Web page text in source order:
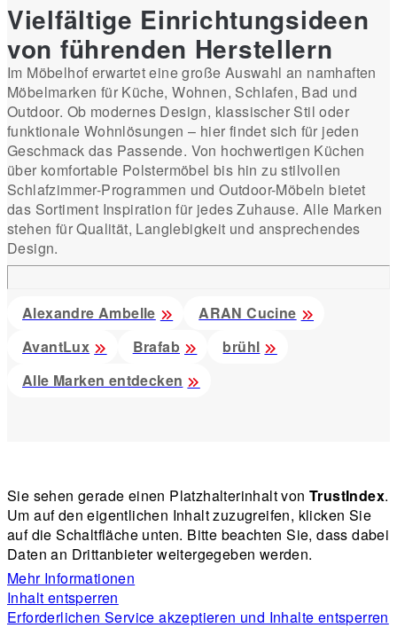
Vielfältige Einrichtungsideen
von führenden Herstellern
Im Möbelhof erwartet eine große Auswahl an namhaften
Möbelmarken für Küche, Wohnen, Schlafen, Bad und
Outdoor. Ob modernes Design, klassischer Stil oder
funktionale Wohnlösungen – hier findet sich für jeden
Geschmack das Passende. Von hochwertigen Küchen
über komfortable Polstermöbel bis hin zu stilvollen
Schlafzimmer-Programmen und Outdoor-Möbeln bietet
das Sortiment Inspiration für jedes Zuhause. Alle Marken
stehen für Qualität, Langlebigkeit und ansprechendes
Design.
Alexandre Ambelle
ARAN Cucine
AvantLux
Brafab
brühl
Alle Marken entdecken
Sie sehen gerade einen Platzhalterinhalt von TrustIndex.
Um auf den eigentlichen Inhalt zuzugreifen, klicken Sie
auf die Schaltfläche unten. Bitte beachten Sie, dass dabei
Daten an Drittanbieter weitergegeben werden.
Mehr Informationen
Inhalt entsperren
Erforderlichen Service akzeptieren und Inhalte entsperren